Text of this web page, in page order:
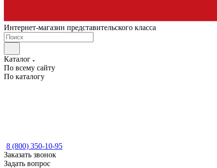
Интернет-магазин представительского класса
Каталог
По всему сайту
По каталогу
8 (800) 350-10-95
Заказать звонок
Задать вопрос